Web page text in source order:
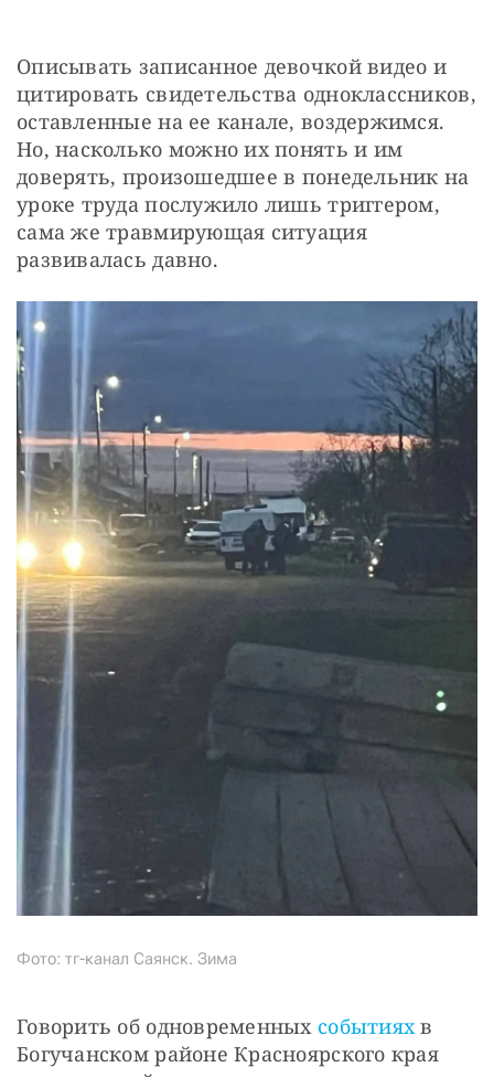
Описывать записанное девочкой видео и
цитировать свидетельства одноклассников,
оставленные на ее канале, воздержимся.
Но, насколько можно их понять и им
доверять, произошедшее в понедельник на
уроке труда послужило лишь триггером,
сама же травмирующая ситуация
развивалась давно.
Фото: тг-канал Саянск. Зима
Говорить об одновременных событиях в
Богучанском районе Красноярского края